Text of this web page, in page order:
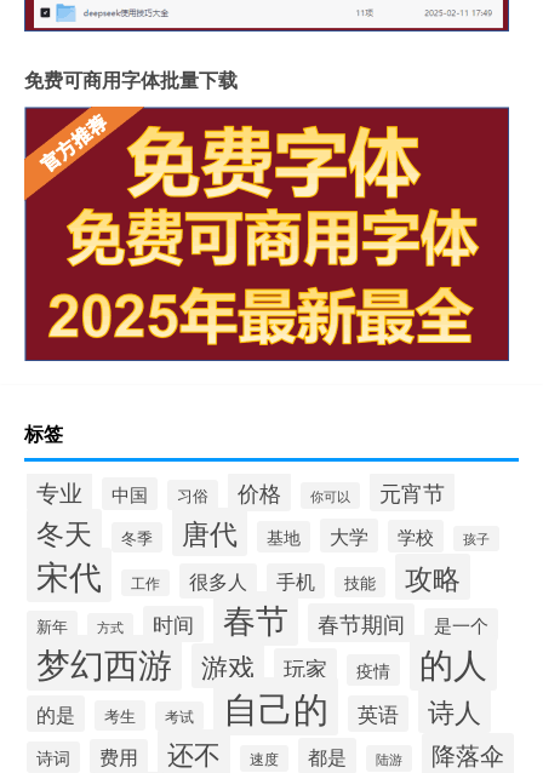
免费可商用字体批量下载
标签
专业 中国 习俗 价格 你可以 元宵节
冬天 冬季 唐代 基地 大学 学校 孩子
宋代 工作 很多人 手机 技能 攻略
新年 方式 时间 春节 春节期间 是一个
梦幻西游 游戏 玩家 疫情 的人
的是 考生 考试 自己的 英语 诗人
诗词 费用 还不 速度 都是 陆游 降落伞